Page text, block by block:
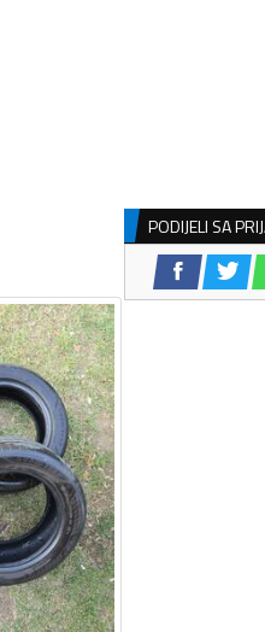
PODIJELI SA